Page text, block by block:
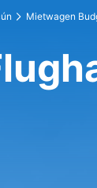
Mietwagen